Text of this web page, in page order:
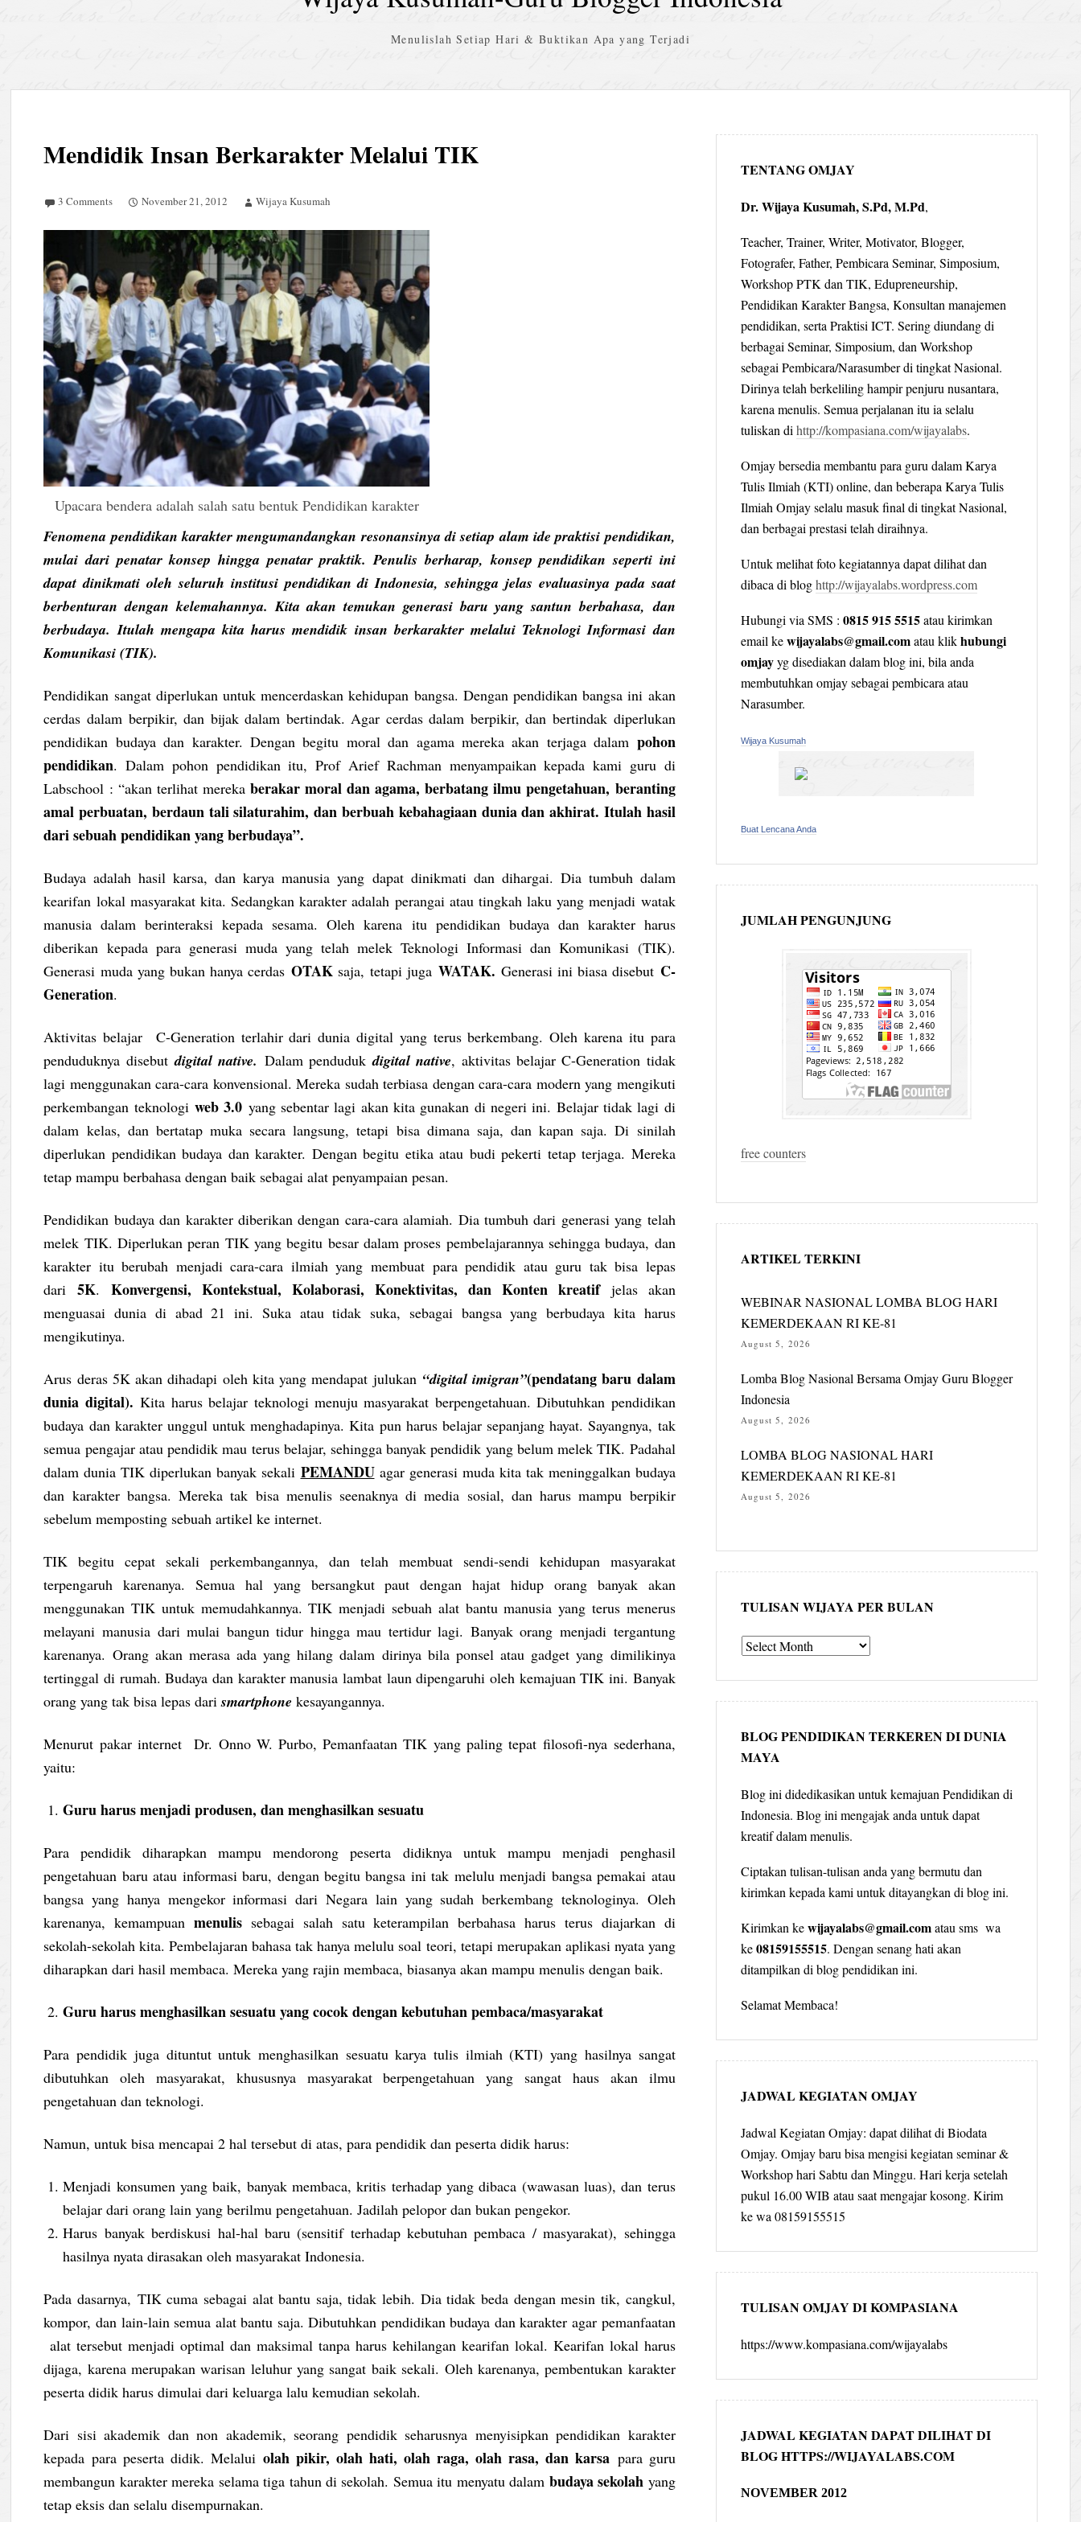
Menulislah Setiap Hari & Buktikan Apa yang Terjadi
Mendidik Insan Berkarakter Melalui TIK
3 Comments November 21, 2012 Wijaya Kusumah
Upacara bendera adalah salah satu bentuk Pendidikan karakter
Fenomena pendidikan karakter mengumandangkan resonansinya di setiap alam ide praktisi pendidikan,
mulai dari penatar konsep hingga penatar praktik. Penulis berharap, konsep pendidikan seperti ini
dapat dinikmati oleh seluruh institusi pendidikan di Indonesia, sehingga jelas evaluasinya pada saat
berbenturan dengan kelemahannya. Kita akan temukan generasi baru yang santun berbahasa, dan
berbudaya. Itulah mengapa kita harus mendidik insan berkarakter melalui Teknologi Informasi dan
Komunikasi (TIK).
Pendidikan sangat diperlukan untuk mencerdaskan kehidupan bangsa. Dengan pendidikan bangsa ini akan
cerdas dalam berpikir, dan bijak dalam bertindak. Agar cerdas dalam berpikir, dan bertindak diperlukan
pendidikan budaya dan karakter. Dengan begitu moral dan agama mereka akan terjaga dalam pohon
pendidikan. Dalam pohon pendidikan itu, Prof Arief Rachman menyampaikan kepada kami guru di
Labschool : “akan terlihat mereka berakar moral dan agama, berbatang ilmu pengetahuan, beranting
amal perbuatan, berdaun tali silaturahim, dan berbuah kebahagiaan dunia dan akhirat. Itulah hasil
dari sebuah pendidikan yang berbudaya”.
Budaya adalah hasil karsa, dan karya manusia yang dapat dinikmati dan dihargai. Dia tumbuh dalam
kearifan lokal masyarakat kita. Sedangkan karakter adalah perangai atau tingkah laku yang menjadi watak
manusia dalam berinteraksi kepada sesama. Oleh karena itu pendidikan budaya dan karakter harus
diberikan kepada para generasi muda yang telah melek Teknologi Informasi dan Komunikasi (TIK).
Generasi muda yang bukan hanya cerdas OTAK saja, tetapi juga WATAK. Generasi ini biasa disebut C-
Generation.
Aktivitas belajar C-Generation terlahir dari dunia digital yang terus berkembang. Oleh karena itu para
penduduknya disebutdigital native. Dalam pendudukdigital native, aktivitas belajar C-Generation tidak
lagi menggunakan cara-cara konvensional. Mereka sudah terbiasa dengan cara-cara modern yang mengikuti
perkembangan teknologiweb 3.0 yang sebentar lagi akan kita gunakan di negeri ini. Belajar tidak lagi di
dalam kelas, dan bertatap muka secara langsung, tetapi bisa dimana saja, dan kapan saja. Di sinilah
diperlukan pendidikan budaya dan karakter. Dengan begitu etika atau budi pekerti tetap terjaga. Mereka
tetap mampu berbahasa dengan baik sebagai alat penyampaian pesan.
Pendidikan budaya dan karakter diberikan dengan cara-cara alamiah. Dia tumbuh dari generasi yang telah
melek TIK. Diperlukan peran TIK yang begitu besar dalam proses pembelajarannya sehingga budaya, dan
karakter itu berubah menjadi cara-cara ilmiah yang membuat para pendidik atau guru tak bisa lepas
dari 5K.Konvergensi, Kontekstual, Kolaborasi, Konektivitas, dan Konten kreatif jelas akan
menguasai dunia di abad 21 ini. Suka atau tidak suka, sebagai bangsa yang berbudaya kita harus
mengikutinya.
Arus deras 5K akan dihadapi oleh kita yang mendapat julukan “digital imigran”(pendatang baru dalam
dunia digital). Kita harus belajar teknologi menuju masyarakat berpengetahuan. Dibutuhkan pendidikan
budaya dan karakter unggul untuk menghadapinya. Kita pun harus belajar sepanjang hayat. Sayangnya, tak
semua pengajar atau pendidik mau terus belajar, sehingga banyak pendidik yang belum melek TIK. Padahal
dalam dunia TIK diperlukan banyak sekali PEMANDU agar generasi muda kita tak meninggalkan budaya
dan karakter bangsa. Mereka tak bisa menulis seenaknya di media sosial, dan harus mampu berpikir
sebelum memposting sebuah artikel ke internet.
TIK begitu cepat sekali perkembangannya, dan telah membuat sendi-sendi kehidupan masyarakat
terpengaruh karenanya. Semua hal yang bersangkut paut dengan hajat hidup orang banyak akan
menggunakan TIK untuk memudahkannya. TIK menjadi sebuah alat bantu manusia yang terus menerus
melayani manusia dari mulai bangun tidur hingga mau tertidur lagi. Banyak orang menjadi tergantung
karenanya. Orang akan merasa ada yang hilang dalam dirinya bila ponsel atau gadget yang dimilikinya
tertinggal di rumah. Budaya dan karakter manusia lambat laun dipengaruhi oleh kemajuan TIK ini. Banyak
orang yang tak bisa lepas darismartphone kesayangannya.
Menurut pakar internet Dr. Onno W. Purbo, Pemanfaatan TIK yang paling tepat filosofi-nya sederhana,
yaitu:
Guru harus menjadi produsen, dan menghasilkan sesuatu
Para pendidik diharapkan mampu mendorong peserta didiknya untuk mampu menjadi penghasil
pengetahuan baru atau informasi baru, dengan begitu bangsa ini tak melulu menjadi bangsa pemakai atau
bangsa yang hanya mengekor informasi dari Negara lain yang sudah berkembang teknologinya. Oleh
karenanya, kemampuanmenulis sebagai salah satu keterampilan berbahasa harus terus diajarkan di
sekolah-sekolah kita. Pembelajaran bahasa tak hanya melulu soal teori, tetapi merupakan aplikasi nyata yang
diharapkan dari hasil membaca. Mereka yang rajin membaca, biasanya akan mampu menulis dengan baik.
Guru harus menghasilkan sesuatu yang cocok dengan kebutuhan pembaca/masyarakat
Para pendidik juga dituntut untuk menghasilkan sesuatu karya tulis ilmiah (KTI) yang hasilnya sangat
dibutuhkan oleh masyarakat, khususnya masyarakat berpengetahuan yang sangat haus akan ilmu
pengetahuan dan teknologi.
Namun, untuk bisa mencapai 2 hal tersebut di atas, para pendidik dan peserta didik harus:
Menjadi konsumen yang baik, banyak membaca, kritis terhadap yang dibaca (wawasan luas), dan terus
belajar dari orang lain yang berilmu pengetahuan. Jadilah pelopor dan bukan pengekor.
Harus banyak berdiskusi hal-hal baru (sensitif terhadap kebutuhan pembaca / masyarakat), sehingga
hasilnya nyata dirasakan oleh masyarakat Indonesia.
Pada dasarnya, TIK cuma sebagai alat bantu saja, tidak lebih. Dia tidak beda dengan mesin tik, cangkul,
kompor, dan lain-lain semua alat bantu saja. Dibutuhkan pendidikan budaya dan karakter agar pemanfaatan
alat tersebut menjadi optimal dan maksimal tanpa harus kehilangan kearifan lokal. Kearifan lokal harus
dijaga, karena merupakan warisan leluhur yang sangat baik sekali. Oleh karenanya, pembentukan karakter
peserta didik harus dimulai dari keluarga lalu kemudian sekolah.
Dari sisi akademik dan non akademik, seorang pendidik seharusnya menyisipkan pendidikan karakter
kepada para peserta didik. Melalui olah pikir, olah hati, olah raga, olah rasa, dan karsa para guru
membangun karakter mereka selama tiga tahun di sekolah. Semua itu menyatu dalam budaya sekolah yang
tetap eksis dan selalu disempurnakan.
TENTANG OMJAY
Dr. Wijaya Kusumah, S.Pd, M.Pd,
Teacher, Trainer, Writer, Motivator, Blogger,
Fotografer, Father, Pembicara Seminar, Simposium,
Workshop PTK dan TIK, Edupreneurship,
Pendidikan Karakter Bangsa, Konsultan manajemen
pendidikan, serta Praktisi ICT. Sering diundang di
berbagai Seminar, Simposium, dan Workshop
sebagai Pembicara/Narasumber di tingkat Nasional.
Dirinya telah berkeliling hampir penjuru nusantara,
karena menulis. Semua perjalanan itu ia selalu
tuliskan di http://kompasiana.com/wijayalabs.
Omjay bersedia membantu para guru dalam Karya
Tulis Ilmiah (KTI) online, dan beberapa Karya Tulis
Ilmiah Omjay selalu masuk final di tingkat Nasional,
dan berbagai prestasi telah diraihnya.
Untuk melihat foto kegiatannya dapat dilihat dan
dibaca di bloghttp://wijayalabs.wordpress.com
Hubungi via SMS : 0815 915 5515atau kirimkan
email kewijayalabs@gmail.comatau klikhubungi
omjayyg disediakan dalam blog ini, bila anda
membutuhkan omjay sebagai pembicara atau
Narasumber.
Wijaya Kusumah
Buat Lencana Anda
JUMLAH PENGUNJUNG
free counters
ARTIKEL TERKINI
WEBINAR NASIONAL LOMBA BLOG HARI
KEMERDEKAAN RI KE-81
August 5, 2026
Lomba Blog Nasional Bersama Omjay Guru Blogger
Indonesia
August 5, 2026
LOMBA BLOG NASIONAL HARI
KEMERDEKAAN RI KE-81
August 5, 2026
TULISAN WIJAYA PER BULAN
Tulisan
per
bulan
BLOG PENDIDIKAN TERKEREN DI DUNIA
MAYA
Blog ini didedikasikan untuk kemajuan Pendidikan di
Indonesia. Blog ini mengajak anda untuk dapat
kreatif dalam menulis.
Ciptakan tulisan-tulisan anda yang bermutu dan
kirimkan kepada kami untuk ditayangkan di blog ini.
Kirimkan kewijayalabs@gmail.comatau sms wa
ke08159155515. Dengan senang hati akan
ditampilkan di blog pendidikan ini.
Selamat Membaca!
JADWAL KEGIATAN OMJAY
Jadwal Kegiatan Omjay: dapat dilihat di Biodata
Omjay. Omjay baru bisa mengisi kegiatan seminar &
Workshop hari Sabtu dan Minggu. Hari kerja setelah
pukul 16.00 WIB atau saat mengajar kosong. Kirim
ke wa 08159155515
TULISAN OMJAY DI KOMPASIANA
https://www.kompasiana.com/wijayalabs
JADWAL KEGIATAN DAPAT DILIHAT DI
BLOG HTTPS://WIJAYALABS.COM
NOVEMBER 2012